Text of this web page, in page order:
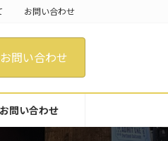
お問い合わせ
お問い合わせ
お問い合わせ